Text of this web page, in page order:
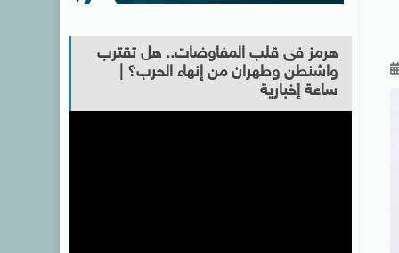
هرمز فى قلب المفاوضات.. هل تقترب
واشنطن وطهران من إنهاء الحرب؟ |
ساعة إخبارية